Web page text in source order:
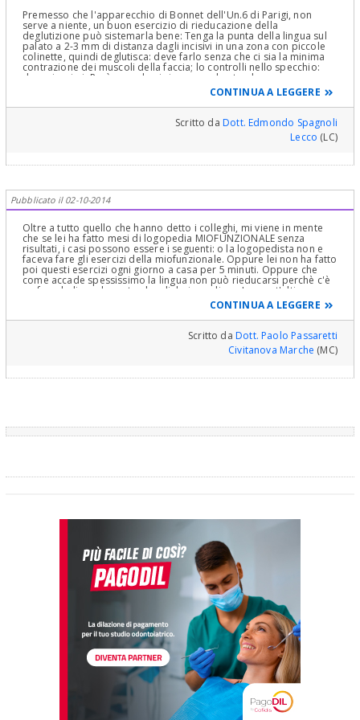
Premesso che l'apparecchio di Bonnet dell'Un.6 di Parigi, non
serve a niente, un buon esercizio di rieducazione della
deglutizione può sistemarla bene: Tenga la punta della lingua sul
palato a 2-3 mm di distanza dagli incisivi in una zona con piccole
colinette, quindi deglutisca: deve farlo senza che ci sia la minima
contrazione dei muscoli della faccia; lo controlli nello specchio:
deve riuscirci. Però quando ci riesce non basta, deve creare
l'automatismo deglutendo correttamente per 100 volte al dì per
due mesi. Man mano che passano i giorni si accorgerà che la
lingua sarà sempre più spesso al suo posto e deve restarci. Mi
CONTINUA A LEGGERE
Scritto daDott. Edmondo Spagnoli
Lecco (LC)
Pubblicato il 02-10-2014
Oltre a tutto quello che hanno detto i colleghi, mi viene in mente
che se lei ha fatto mesi di logopedia MIOFUNZIONALE senza
risultati, i casi possono essere i seguenti: o la logopedista non e
faceva fare gli esercizi della miofunzionale. Oppure lei non ha fatto
poi questi esercizi ogni giorno a casa per 5 minuti. Oppure che
come accade spessissimo la lingua non può rieducarsi perchè c'è
un frenulo linguale corto che glielo impedisce. In quest'ultimo caso
gli esercizi da solo non ce la fanno, e bisogna allungare il frenulo.
Ma con il laser è un interventino facilissimo e di nessuna
preoccupazione (legga i miei articoli in questo sito, al proposito..).
CONTINUA A LEGGERE
Scritto daDott. Paolo Passaretti
Civitanova Marche (MC)